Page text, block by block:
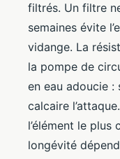
filtrés. Un filtre
semaines évite
vidange. La
la pompe de
en eau adoucie :
calcaire
l’élément le plus
longévité